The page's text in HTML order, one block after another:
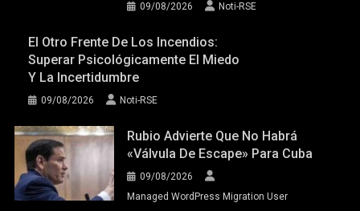
09/08/2026 Noti-RSE
El Otro Frente De Los Incendios:
Superar Psicológicamente El Miedo
Y La Incertidumbre
09/08/2026 Noti-RSE
Rubio Advierte Que No Habrá
«válvula De Escape» Para Cuba
09/08/2026
Managed WordPress Migration User